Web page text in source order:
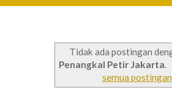
Tidak ada postingan
Penangkal Petir Jakarta.
semua postingan